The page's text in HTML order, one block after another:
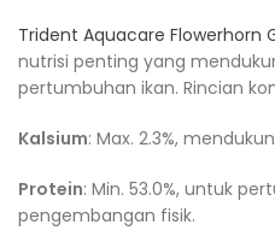
Trident Aquacare Flowerhorn
nutrisi penting yang
pertumbuhan ikan. Rincian
Kalsium: Max. 2.3%,
Protein: Min. 53.0%, untuk
pengembangan fisik.